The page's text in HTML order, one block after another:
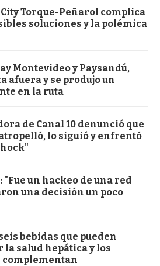
Torque-Peñarol complica
soluciones y la polémica
Montevideo y Paysandú,
afuera y se produjo un
en la ruta
de Canal 10 denunció que
lo siguió y enfrentó
"Fue un hackeo de una red
una decisión un poco
bebidas que pueden
la salud hepática y los
complementan